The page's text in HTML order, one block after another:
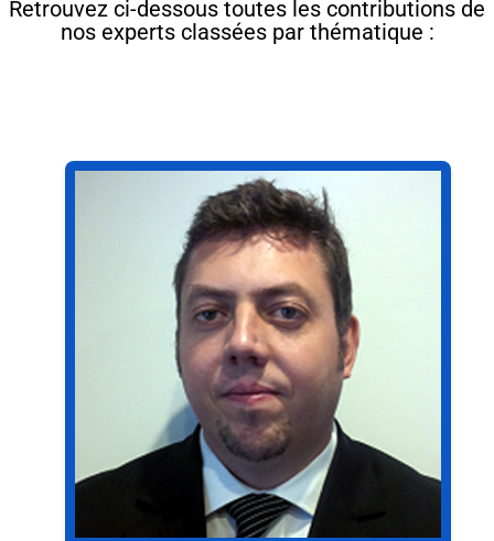
Retrouvez ci-dessous toutes les contributions de
nos experts classées par thématique :